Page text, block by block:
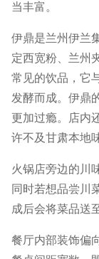
当丰富。
伊鼎是兰州伊兰
定西宽粉、兰州
常见的饮品，它
发酵而成。伊鼎
更加过瘾。店内
许不及甘肃本地
火锅店旁边的川
同时若想品尝川
成后会将菜品送
餐厅内部装饰偏